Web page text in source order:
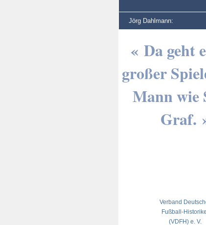
Jörg Dahlmann:
« Da geht
großer
Mann wie
Graf.
Verband
Fußball-
(VDFH) e. V.